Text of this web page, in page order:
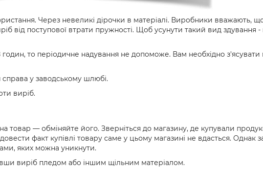
Через невеликі дірочки в матеріалі. Виробники вважають,
від поступової втрати пружності. Щоб усунути такий вид здування -
то періодичне надування не допоможе. Вам необхідно
справа у заводському шлюбі.
виріб.
— обміняйте його. Зверніться до магазину, де купували
факт купівлі товару саме у цьому магазині не вдасться. Однак
яких можна уникнути.
виріб пледом або іншим щільним матеріалом.